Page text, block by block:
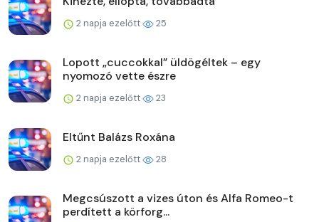
2 napja ezelőtt 25
Lopott „cuccokkal” üldögéltek – egy
nyomozó vette észre
2 napja ezelőtt 23
Eltűnt Balázs Roxána
2 napja ezelőtt 28
Megcsúszott a vizes úton és Alfa Romeo-t
perdített a körforg...